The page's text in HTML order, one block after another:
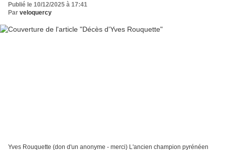
Publié le 10/12/2025 à 17:41
Par veloquercy
Yves Rouquette (don d'un anonyme - merci) L'ancien champion pyrénéen